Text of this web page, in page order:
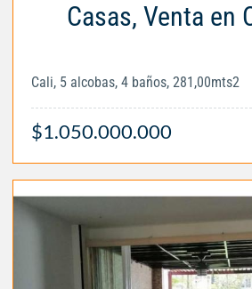
Casas, Venta en
Cali, 5 alcobas, 4 baños, 281,00mts2
$1.050.000.000